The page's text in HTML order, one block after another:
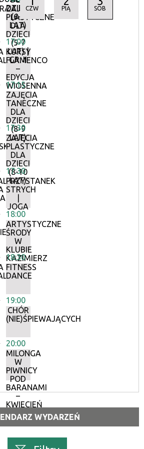
DZIECI
(6-7
LAT)
ZAJĘCIA
PLASTYCZNE
DLA
DZIECI
(5-7
LAT) |
GR. II
17:00
KURSY
FLAMENCO
–
EDYCJA
WIOSENNA
17:15
ZAJĘCIA
TANECZNE
DLA
DZIECI
(8-9
LAT)
17:30
ZAJĘCIA
PLASTYCZNE
DLA
DZIECI
(8-10
LAT)
17:30
PRZYSTANEK
STRYCH
JOGA
18:00
ARTYSTYCZNE
ŚRODY
W
KLUBIE
KAZIMIERZ
18:30
FITNESS
DANCE
19:00
CHÓR
(NIE)ŚPIEWAJĄCYCH
20:00
MILONGA
W
PIWNICY
POD
BARANAMI
–
KWIECIEŃ
CZW PIĄ SOB
WYDARZEŃ